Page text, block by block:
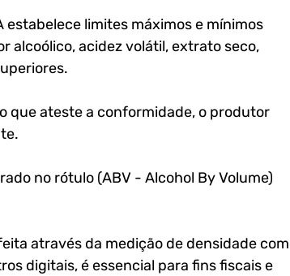
estabelece limites máximos e mínimos
alcoólico, acidez volátil, extrato seco,
que ateste a conformidade, o produtor
no rótulo (ABV - Alcohol By Volume)
através da medição de densidade com
digitais, é essencial para fins fiscais e